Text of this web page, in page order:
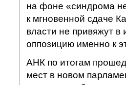
на фоне «синдрома
к мгновенной сдаче
власти не привяжут
оппозицию именно к
АНК по итогам
мест в новом